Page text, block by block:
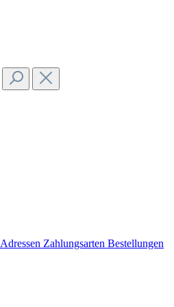
Adressen Zahlungsarten Bestellungen